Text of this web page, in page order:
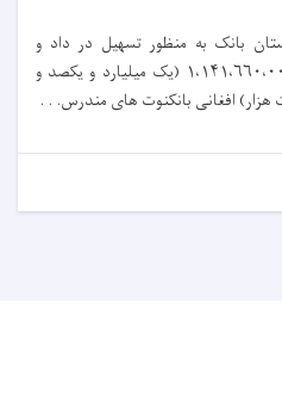
بانک به‌ منظور تسهیل در داد و
( یک میلیارد و یکصد و
افغانی بانکنوت های مندرس. . .